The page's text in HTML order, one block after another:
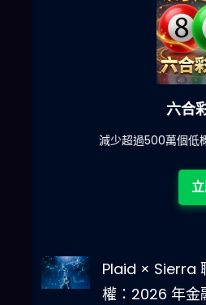
六合
減少超過500萬個低
Plaid × Sierra
權：2026 年金